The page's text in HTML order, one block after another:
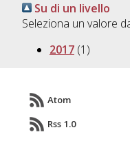
Su di un livello
Seleziona un valore
2017(1)
Atom
Rss 1.0